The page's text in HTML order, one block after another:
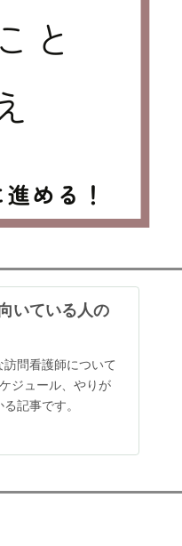
いている人の
問看護師について
ジュール、やりが
記事です。